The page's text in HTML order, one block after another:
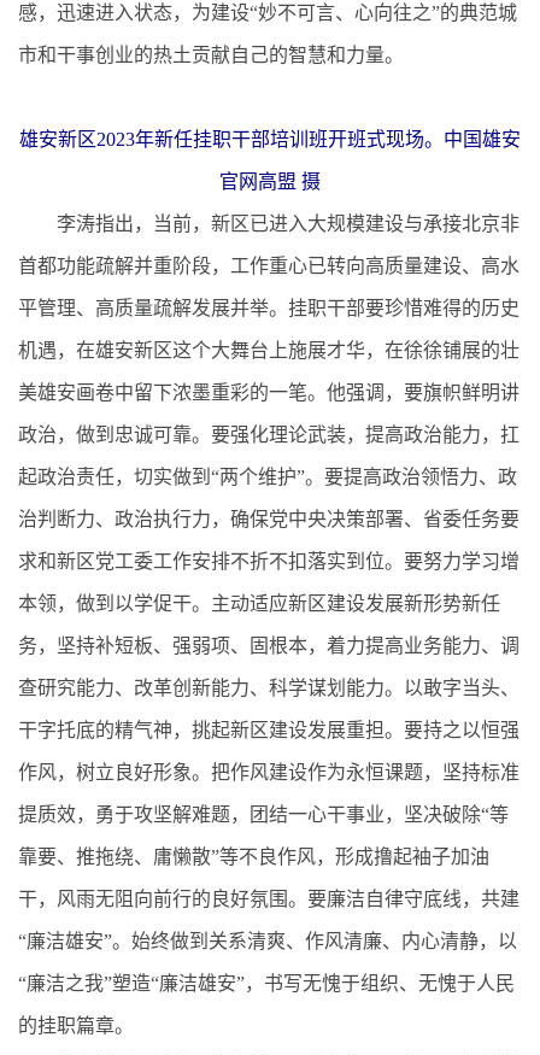
感，迅速进入状态，为建设“妙不可言、心向往之”的典范城
市和干事创业的热土贡献自己的智慧和力量。
雄安新区2023年新任挂职干部培训班开班式现场。中国雄安
官网高盟 摄
李涛指出，当前，新区已进入大规模建设与承接北京非
首都功能疏解并重阶段，工作重心已转向高质量建设、高水
平管理、高质量疏解发展并举。挂职干部要珍惜难得的历史
机遇，在雄安新区这个大舞台上施展才华，在徐徐铺展的壮
美雄安画卷中留下浓墨重彩的一笔。他强调，要旗帜鲜明讲
政治，做到忠诚可靠。要强化理论武装，提高政治能力，扛
起政治责任，切实做到“两个维护”。要提高政治领悟力、政
治判断力、政治执行力，确保党中央决策部署、省委任务要
求和新区党工委工作安排不折不扣落实到位。要努力学习增
本领，做到以学促干。主动适应新区建设发展新形势新任
务，坚持补短板、强弱项、固根本，着力提高业务能力、调
查研究能力、改革创新能力、科学谋划能力。以敢字当头、
干字托底的精气神，挑起新区建设发展重担。要持之以恒强
作风，树立良好形象。把作风建设作为永恒课题，坚持标准
提质效，勇于攻坚解难题，团结一心干事业，坚决破除“等
靠要、推拖绕、庸懒散”等不良作风，形成撸起袖子加油
干，风雨无阻向前行的良好氛围。要廉洁自律守底线，共建
“廉洁雄安”。始终做到关系清爽、作风清廉、内心清静，以
“廉洁之我”塑造“廉洁雄安”，书写无愧于组织、无愧于人民
的挂职篇章。